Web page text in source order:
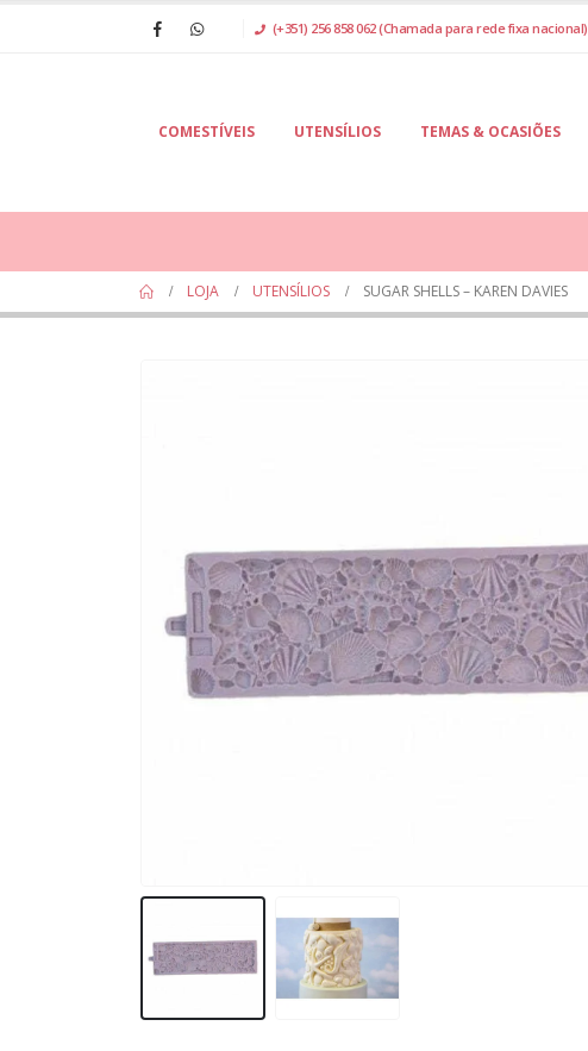
(+351) 256 858 062 (Chamada para rede fixa nacional)
COMESTÍVEIS UTENSÍLIOS TEMAS & OCASIÕES
LOJA UTENSÍLIOS SUGAR SHELLS – KAREN DAVIES